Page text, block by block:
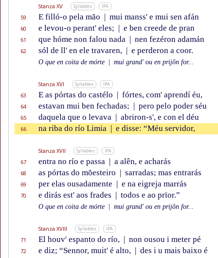
Stanza XV Syllables IPA
59 E filló-o pela mão | mui manss' e mui sen afán
60 e levou-o perant' eles; | e ben creede de pran
61 que hóme non falou nada | nen fezéron adamán
62 sól de ll' en ele travaren, | e perderon a coor.
O que en coita de mórte mui grand' ou en prijôn for...
Stanza XVI Syllables IPA
63 E as pórtas do castélo | fórtes, com' aprendí éu,
64 estavan mui ben fechadas; | pero pelo poder séu
65 daquela que o levava | abriron-s', e con el déu
66 na riba do río Limia | e disse: “Méu servidor,
Stanza XVII Syllables IPA
67 entra no río e passa | a alên, e acharás
68 as pórtas do mõesteiro | sarradas; mas entrarás
69 per elas ousadamente | e na eigreja marrás
70 e dirás est' aos frades | todos e ao prïor.”
O que en coita de mórte mui grand' ou en prijôn for...
Stanza XVIII Syllables IPA
71 El houv' espanto do río, | non ousou i meter pé
72 e diz; “Sennor, muit' é alto, | des i u mais baixo é